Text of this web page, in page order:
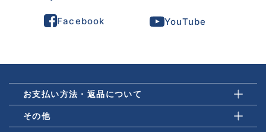
Facebook YouTube
お支払い方法・返品について
その他